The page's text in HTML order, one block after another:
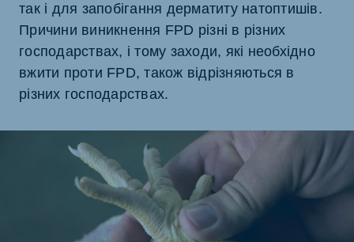
так і для запобігання дерматиту натоптишів.
Причини виникнення FPD різні в різних
господарствах, і тому заходи, які необхідно
вжити проти FPD, також відрізняються в
різних господарствах.